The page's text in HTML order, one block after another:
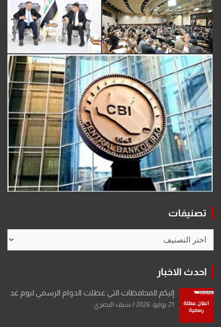
تصنيفات
احدث الاخبار
إليكم المحافظات التي عطلت الدوام الرسمي ليوم غد
21 يوليو، 2026 سيف البصري